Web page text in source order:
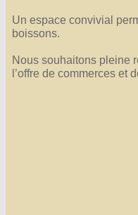
Un espace convivial
boissons.
Nous souhaitons pleine
l’offre de commerces et